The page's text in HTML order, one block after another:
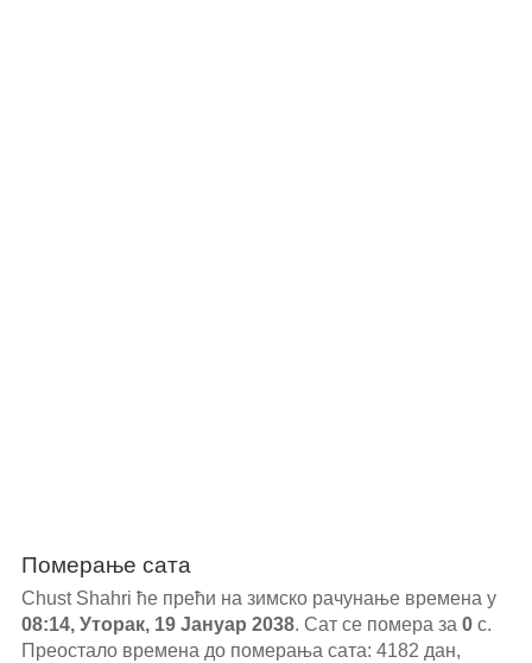
Померање сата
Chust Shahri ће прећи на зимско рачунање времена у
08:14, Уторак, 19 Јануар 2038. Сат се помера за 0с.
Преостало времена до померања сата: 4182 дан,